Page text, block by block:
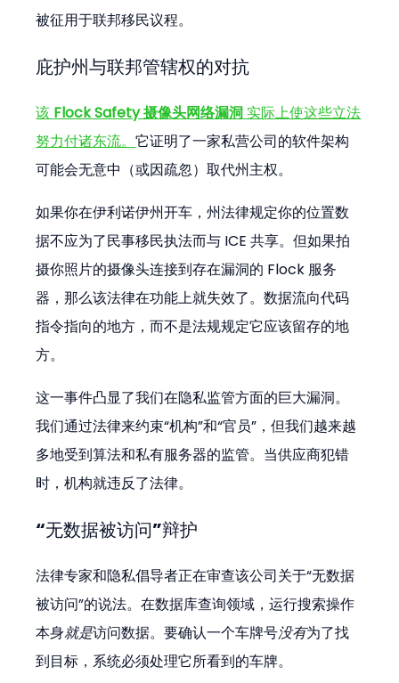
被征用于联邦移民议程。
庇护州与联邦管辖权的对抗
该 Flock Safety 摄像头网络漏洞 实际上使这些立法
努力付诸东流。它证明了一家私营公司的软件架构
可能会无意中（或因疏忽）取代州主权。
如果你在伊利诺伊州开车，州法律规定你的位置数
据不应为了民事移民执法而与 ICE 共享。但如果拍
摄你照片的摄像头连接到存在漏洞的 Flock 服务
器，那么该法律在功能上就失效了。数据流向代码
指令指向的地方，而不是法规规定它应该留存的地
方。
这一事件凸显了我们在隐私监管方面的巨大漏洞。
我们通过法律来约束“机构”和“官员”，但我们越来越
多地受到算法和私有服务器的监管。当供应商犯错
时，机构就违反了法律。
“无数据被访问”辩护
法律专家和隐私倡导者正在审查该公司关于“无数据
被访问”的说法。在数据库查询领域，运行搜索操作
本身就是访问数据。要确认一个车牌号没有为了找
到目标，系统必须处理它所看到的车牌。